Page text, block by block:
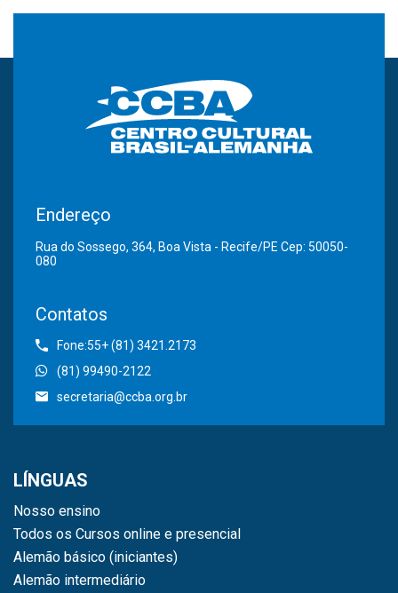
Endereço
Rua do Sossego, 364, Boa Vista - Recife/PE Cep: 50050-
080
Contatos
Fone:55+ (81) 3421.2173
(81) 99490-2122
secretaria@ccba.org.br
LÍNGUAS
Nosso ensino
Todos os Cursos online e presencial
Alemão básico (iniciantes)
Alemão intermediário